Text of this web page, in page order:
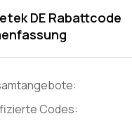
DE Rabattcode
Codes: